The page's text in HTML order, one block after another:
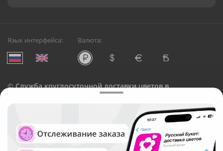
Язык интерфейса: Валюта:
©Служба круглосуточной доставки цветов в
Русский Букет, 2026
Общество с ограниченной ответственностью «Технология»
ОГРН: 1195476081745, ИНН: 5410081997
Юридический адрес: г. Новосибирск, ул. Ипподромская,